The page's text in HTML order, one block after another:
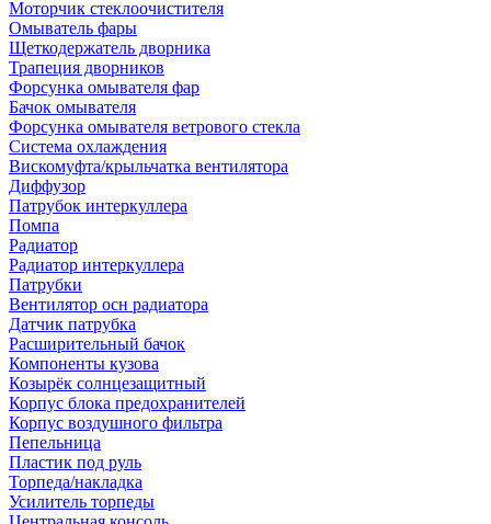
Моторчик стеклоочистителя
Омыватель фары
Щеткодержатель дворника
Трапеция дворников
Форсунка омывателя фар
Бачок омывателя
Форсунка омывателя ветрового стекла
Система охлаждения
Вискомуфта/крыльчатка вентилятора
Диффузор
Патрубок интеркуллера
Помпа
Радиатор
Радиатор интеркуллера
Патрубки
Вентилятор осн радиатора
Датчик патрубка
Расширительный бачок
Компоненты кузова
Козырёк солнцезащитный
Корпус блока предохранителей
Корпус воздушного фильтра
Пепельница
Пластик под руль
Торпеда/накладка
Усилитель торпеды